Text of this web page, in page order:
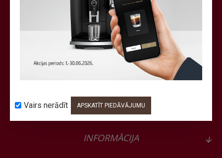
APSKATĪT PIEDĀVĀJUMU
Vairs nerādīt
Vienmēr svaiga kafija!
Mūsdienās kafijas ražotājs ir nevis tas, kas to audzējis
un novācis, bet gan tas, kas to ir apgrauzdējis un
KONTAKTINFORMĀCIJA
INFORMĀCIJA